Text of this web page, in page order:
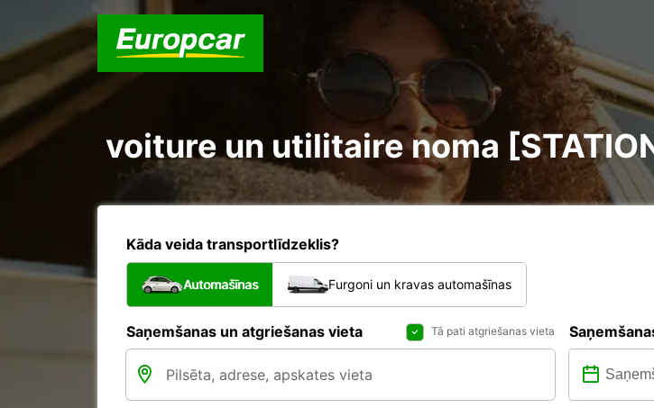
voiture un utilitaire noma
Kāda veida transportlīdzeklis?
Automašīnas Furgoni un kravas automašīnas
Saņemšanas un atgriešanas vieta Tā pati atgriešanas vieta